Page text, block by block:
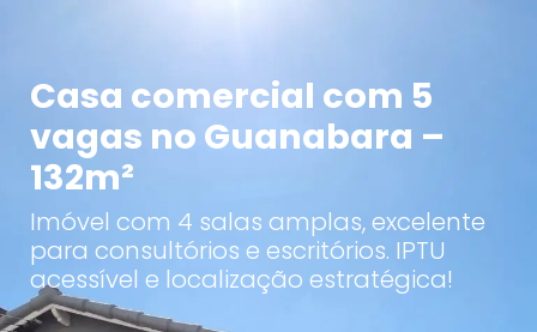
Casa comercial com 5
vagas no Guanabara –
132m²
Imóvel com 4 salas amplas, excelente
para consultórios e escritórios. IPTU
acessível e localização estratégica!